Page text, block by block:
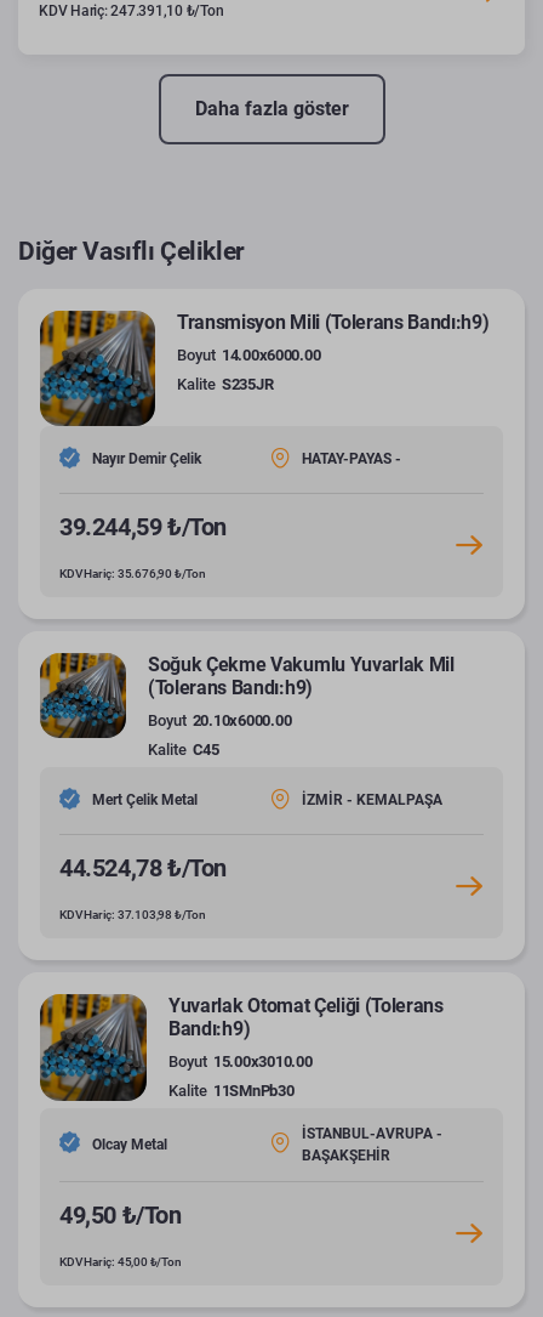
KDV Hariç: 247.391,10 ₺/Ton
Daha fazla göster
Diğer Vasıflı Çelikler
Transmisyon Mili (Tolerans Bandı:h9)
Boyut 14.00x6000.00
Kalite S235JR
Nayır Demir Çelik HATAY-PAYAS -
39.244,59 ₺/Ton
KDV Hariç: 35.676,90 ₺/Ton
Soğuk Çekme Vakumlu Yuvarlak Mil
(Tolerans Bandı:h9)
Boyut 20.10x6000.00
Kalite C45
Mert Çelik Metal İZMİR - KEMALPAŞA
44.524,78 ₺/Ton
KDV Hariç: 37.103,98 ₺/Ton
Yuvarlak Otomat Çeliği (Tolerans
Bandı:h9)
Boyut 15.00x3010.00
Kalite 11SMnPb30
Olcay Metal
İSTANBUL-AVRUPA -
BAŞAKŞEHİR
49,50 ₺/Ton
KDV Hariç: 45,00 ₺/Ton